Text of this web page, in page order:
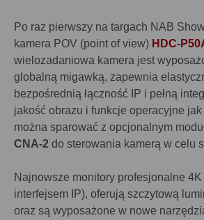
Po raz pierwszy na targach NAB
kamera POV (point of view) HDC-
wielozadaniowa kamera jest
globalną migawką, zapewnia
bezpośrednią łączność IP i pełną
jakość obrazu i funkcje operacyjne
można sparować z opcjonalnym
CNA-2 do sterowania kamerą w celu
Najnowsze monitory profesjonalne
interfejsem IP), oferują szczytową
oraz są wyposażone w nowe